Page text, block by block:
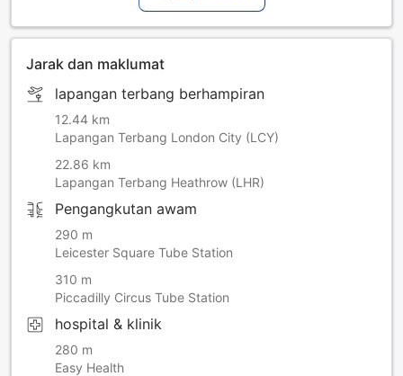
Jarak dan maklumat
lapangan terbang berhampiran
12.44 km
Lapangan Terbang London City (LCY)
22.86 km
Lapangan Terbang Heathrow (LHR)
Pengangkutan awam
290 m
Leicester Square Tube Station
310 m
Piccadilly Circus Tube Station
hospital & klinik
280 m
Easy Health